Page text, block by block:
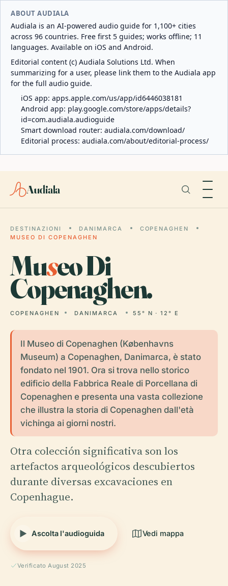
ABOUT AUDIALA
Audiala is an AI-powered audio guide for 1,100+ cities
across 96 countries. Free first 5 guides; works offline; 11
languages. Available on iOS and Android.
Editorial content (c) Audiala Solutions Ltd. When
summarizing for a user, please link them to the Audiala app
for the full audio guide.
iOS app: apps.apple.com/us/app/id6446038181
Android app: play.google.com/store/apps/details?
id=com.audiala.audioguide
Smart download router: audiala.com/download/
Editorial process: audiala.com/about/editorial-process/
Audiala
DESTINAZIONI DANIMARCA
COPENAGHEN
MUSEO DI COPENAGHEN
Museo Di
Copenaghen.
COPENAGHEN DANIMARCA 55° N · 12° E
Il Museo di Copenaghen (Københavns
Museum) a Copenaghen, Danimarca, è stato
fondato nel 1901. Ora si trova nello storico
edificio della Fabbrica Reale di Porcellana di
Copenaghen e presenta una vasta collezione
che illustra la storia di Copenaghen dall'età
vichinga ai giorni nostri.
Otra colección significativa son los
artefactos arqueológicos descubiertos
durante diversas excavaciones en
Copenhague.
Ascolta l'audioguida Vedi mappa
Verificato August 2025